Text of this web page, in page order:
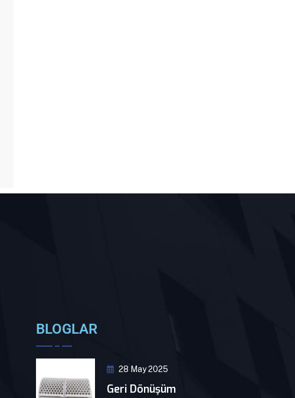
BLOGLAR
28 May 2025
Geri Dönüşüm